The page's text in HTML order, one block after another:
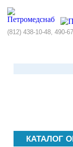
(812) 438-10-48, 490-
КАТАЛОГ